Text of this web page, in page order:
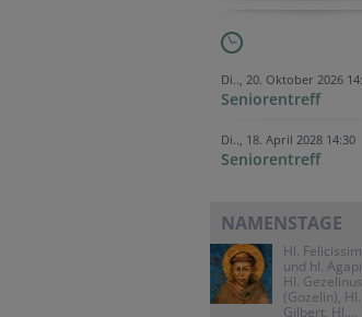
Di.., 20. Oktober 2026
Seniorentreff
Di.., 18. April 2028 14:30
Seniorentreff
NAMENSTAGE
Hl.
und hl.
Hl. Gezelinus
(Gozelin), Hl.
Gilbert, Hl....